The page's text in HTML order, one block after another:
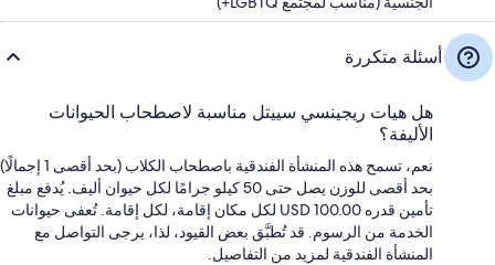
أسئلة متكررة
هل هيات ريجينسي سييتل مناسبة لاصطحاب الحيوانات
الأليفة؟
نعم، تسمح هذه المنشأة الفندقية باصطحاب الكلاب (بحد أقصى 1 إجمالًا)
بحد أقصى للوزن يصل حتى 50 كيلو جرامًا لكل حيوان أليف. يُدفع مبلغ
تأمين قدره USD 100.00 لكل مكان إقامة، لكل إقامة. تُعفى حيوانات
الخدمة من الرسوم. قد تُطبَّق بعض القيود، لذا، يرجى التواصل مع
المنشأة الفندقية لمزيد من التفاصيل.